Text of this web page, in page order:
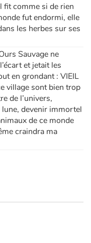
fit comme si de rien
fut endormi, elle
les herbes sur ses
Sauvage ne
et jetait les
en grondant : VIEIL
village sont bien trop
de l’univers,
devenir immortel
de ce monde
craindra ma